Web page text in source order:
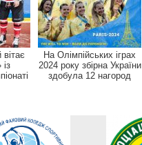
На Олімпійських іграх
2024 року збірна України
здобула 12 нагород